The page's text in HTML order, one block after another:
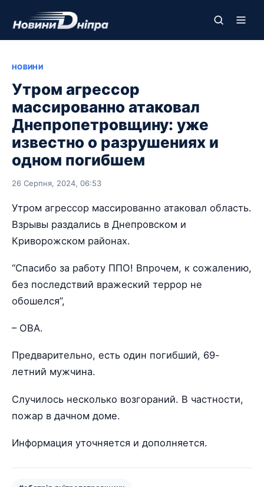
НОВИНИ
Утром агрессор
массированно атаковал
Днепропетровщину: уже
известно о разрушениях и
одном погибшем
26 Серпня, 2024, 06:53
Утром агрессор массированно атаковал область.
Взрывы раздались в Днепровском и
Криворожском районах.
“Спасибо за работу ППО! Впрочем, к сожалению,
без последствий вражеский террор не
обошелся”,
– ОВА.
Предварительно, есть один погибший, 69-
летний мужчина.
Случилось несколько возгораний. В частности,
пожар в дачном доме.
Информация уточняется и дополняется.